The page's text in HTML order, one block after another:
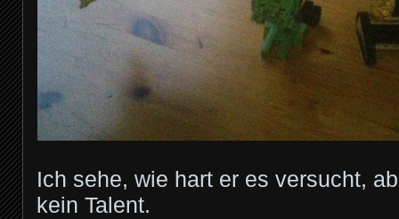
Ich sehe, wie hart er es versucht,
kein Talent.